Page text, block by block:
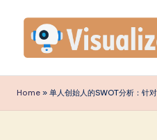
content
is
u
Home » 单人创始人的SWOT分析：针